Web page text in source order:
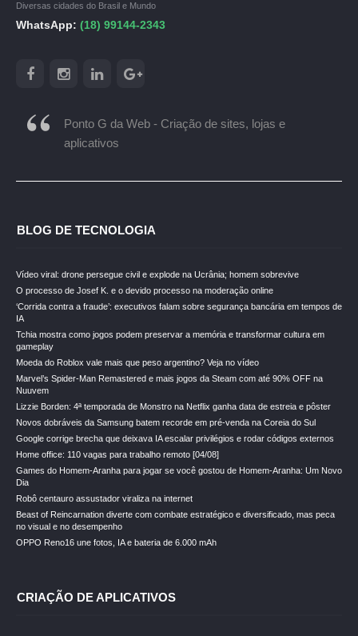
Diversas cidades do Brasil e Mundo
WhatsApp: (18) 99144-2343
Ponto G da Web - Criação de sites, lojas e
aplicativos
BLOG DE TECNOLOGIA
Vídeo viral: drone persegue civil e explode na Ucrânia; homem sobrevive
O processo de Josef K. e o devido processo na moderação online
‘Corrida contra a fraude’: executivos falam sobre segurança bancária em tempos de
IA
Tchia mostra como jogos podem preservar a memória e transformar cultura em
gameplay
Moeda do Roblox vale mais que peso argentino? Veja no vídeo
Marvel’s Spider-Man Remastered e mais jogos da Steam com até 90% OFF na
Nuuvem
Lizzie Borden: 4ª temporada de Monstro na Netflix ganha data de estreia e pôster
Novos dobráveis da Samsung batem recorde em pré-venda na Coreia do Sul
Google corrige brecha que deixava IA escalar privilégios e rodar códigos externos
Home office: 110 vagas para trabalho remoto [04/08]
Games do Homem-Aranha para jogar se você gostou de Homem-Aranha: Um Novo
Dia
Robô centauro assustador viraliza na internet
Beast of Reincarnation diverte com combate estratégico e diversificado, mas peca
no visual e no desempenho
OPPO Reno16 une fotos, IA e bateria de 6.000 mAh
CRIAÇÃO DE APLICATIVOS